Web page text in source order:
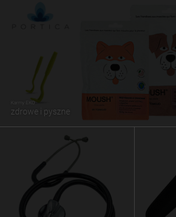
Karmy EKO
zdrowe i pyszne